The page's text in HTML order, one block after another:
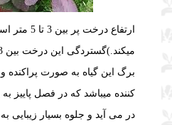
میکند.)گستردگی این درخت بین 3 تا 5 متر است .
برگ این گیاه به صورت پراکنده
کننده میباشد که در فصل پاییز
در می آید و جلوه بسیار زیبایی